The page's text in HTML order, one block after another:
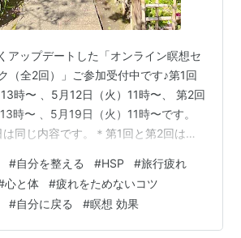
アップデートした「オンライン瞑想セ
（全2回）」ご参加受付中です♪第1回
時〜 、5月12日（火）11時〜、 第2回
時〜 、5月19日（火）11時〜です。
は同じ内容です。＊第1回と第2回は内
込みはこちらから。↓オンライン瞑
ック - 前向き気づき日記 今日は、 お
った後に、 自分を整えるコツのお話
かう意識のバランスを整え、 体や精
#自分を整える #HSP #旅行疲れ
心と体 #疲れをためないコツ
#自分に戻る #瞑想 効果